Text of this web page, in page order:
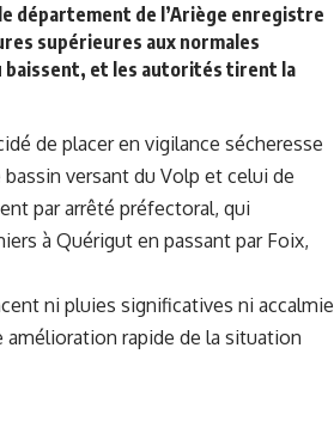
département de l’Ariège enregistre
supérieures aux normales
baissent, et les autorités tirent la
de placer en vigilance sécheresse
versant du Volp et celui de
par arrêté préfectoral, qui
à Quérigut en passant par Foix,
ni pluies significatives ni accalmie
amélioration rapide de la situation